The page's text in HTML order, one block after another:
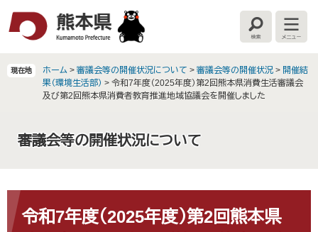
検
索
メ
ニ
ー
現在地 ホーム > 審議会等の開催状況について > 審議会等の開催状況 > 開催結
果（環境生活部） > 令和7年度（2025年度）第2回熊本県消費生活審議会
及び第2回熊本県消費者教育推進地域協議会を開催しました
審議会等の開催状況について
文 令和7年度（2025年度）第2回熊本県